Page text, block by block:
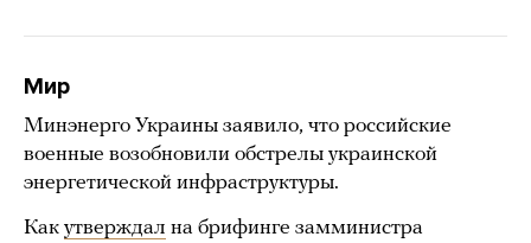
Мир
Минэнерго Украины заявило, что российские
военные возобновили обстрелы украинской
энергетической инфраструктуры.
Как утверждал на брифинге замминистра